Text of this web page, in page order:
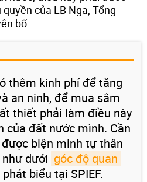
của LB Nga, Tổng
bố.
thêm kinh phí để tăng
an ninh, để mua sắm
thiết phải làm điều này
của đất nước mình. Cần
biện minh tự thân
dưới góc độ quan
phát biểu tại SPIEF.